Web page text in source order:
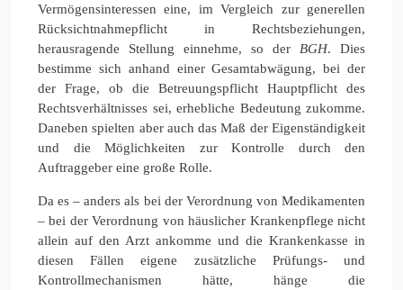
Vermögensinteressen eine, im Vergleich zur generellen
Rücksichtnahmepflicht in Rechtsbeziehungen,
herausragende Stellung einnehme, so der BGH. Dies
bestimme sich anhand einer Gesamtabwägung, bei der
der Frage, ob die Betreuungspflicht Hauptpflicht des
Rechtsverhältnisses sei, erhebliche Bedeutung zukomme.
Daneben spielten aber auch das Maß der Eigenständigkeit
und die Möglichkeiten zur Kontrolle durch den
Auftraggeber eine große Rolle.
Da es – anders als bei der Verordnung von Medikamenten
– bei der Verordnung von häuslicher Krankenpflege nicht
allein auf den Arzt ankomme und die Krankenkasse in
diesen Fällen eigene zusätzliche Prüfungs- und
Kontrollmechanismen hätte, hänge die